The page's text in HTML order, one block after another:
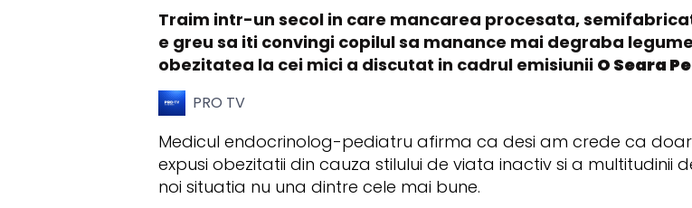
Traim intr-un secol in care mancarea procesata,
e greu sa iti convingi copilul sa manance mai degraba
obezitatea la cei mici a discutat in cadrul emisiunii O Seara
PRO TV
Medicul endocrinolog-pediatru afirma ca desi am crede ca
expusi obezitatii din cauza stilului de viata inactiv si a multitudinii
noi situatia nu una dintre cele mai bune.